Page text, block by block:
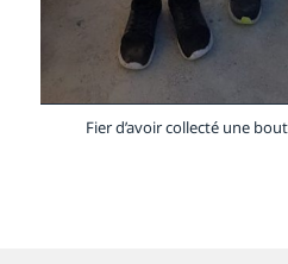
Fier d’avoir collecté une